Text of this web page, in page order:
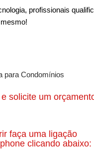
profissionais
solicite um
faça uma ligação
clicando abaixo: